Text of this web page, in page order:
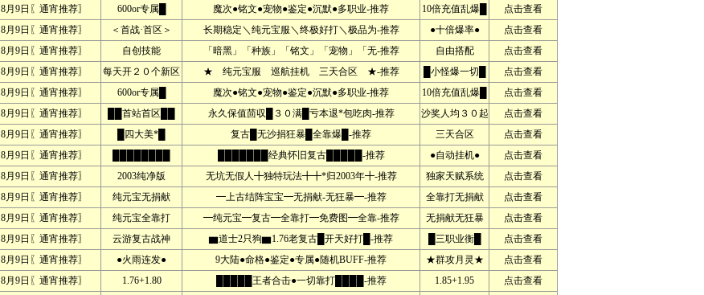
8月9日〖通宵推荐〗 600or专属█ 魔次●铭文●宠物●鉴定●沉默●多职业-推荐 10倍充值乱爆█
点击查看
8月9日〖通宵推荐〗 ＜首战·首区＞ 长期稳定＼纯元宝服＼终极好打＼极品为-推荐 ●十倍爆率●
点击查看
8月9日〖通宵推荐〗 自创技能 「暗黑」「种族」「铭文」「宠物」「无-推荐 自由搭配
点击查看
8月9日〖通宵推荐〗 每天开２０个新区 ★ 纯元宝服 巡航挂机 三天合区 ★-推荐 █小怪爆一切█
点击查看
8月9日〖通宵推荐〗 600or专属█ 魔次●铭文●宠物●鉴定●沉默●多职业-推荐 10倍充值乱爆█
点击查看
8月9日〖通宵推荐〗 ██首站首区██ 永久保值茴収█３０满█亏本退*包吃肉-推荐 沙奖人均３０起
点击查看
8月9日〖通宵推荐〗 █四大美*█ 复古█无沙捐狂暴█全靠爆█-推荐 三天合区
点击查看
8月9日〖通宵推荐〗 ███████经典怀旧复古█████-推荐 ●自动挂机●
点击查看
8月9日〖通宵推荐〗 2003纯净版 无坑无假人╋独特玩法╋╋*归2003年╋-推荐 独家天赋系统
点击查看
8月9日〖通宵推荐〗 纯元宝无捐献 ━上古结阵宝宝━无捐献-无狂暴━-推荐 全靠打无捐献
点击查看
8月9日〖通宵推荐〗 纯元宝全靠打 ━纯元宝━复古━全靠打━免费图━全靠-推荐 无捐献无狂暴
点击查看
8月9日〖通宵推荐〗 云游复古战神 ▆道士2只狗▆1.76老复古█开天好打█-推荐 █三职业衡█
点击查看
8月9日〖通宵推荐〗 ●火雨连发● 9大陆●命格●鉴定●专属●随机BUFF-推荐 ★群攻月灵★
点击查看
8月9日〖通宵推荐〗 1.76+1.80 █████王者合击●一切靠打████-推荐 1.85+1.95 点击查看